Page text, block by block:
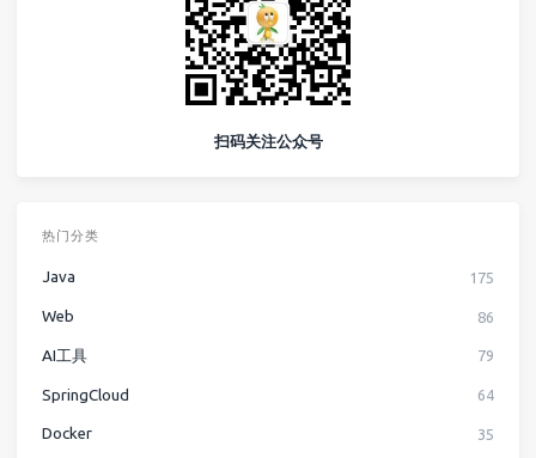
扫码关注公众号
热门分类
Java 175
Web 86
AI工具 79
SpringCloud 64
Docker 35